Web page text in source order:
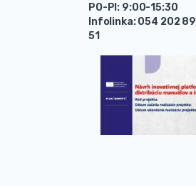
PO-PI: 9:00-15:30
Infolinka: 054 202 89
51